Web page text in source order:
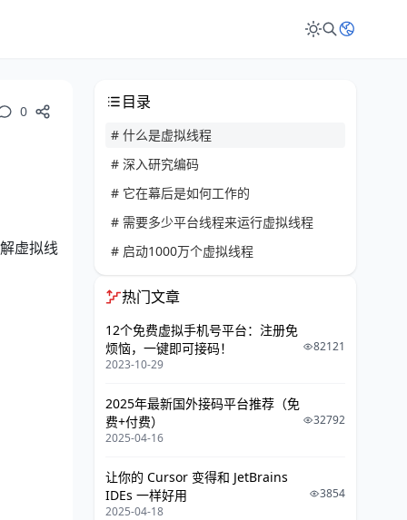
0
虚拟线
目录
# 什么是虚拟线程
# 深入研究编码
# 它在幕后是如何工作的
# 需要多少平台线程来运行虚拟线程
# 启动1000万个虚拟线程
热门文章
12个免费虚拟手机号平台：注册免
烦恼，一键即可接码！
2023-10-29
82121
2025年最新国外接码平台推荐（免
费+付费）
2025-04-16
32792
让你的 Cursor 变得和 JetBrains
IDEs 一样好用
2025-04-18
3854